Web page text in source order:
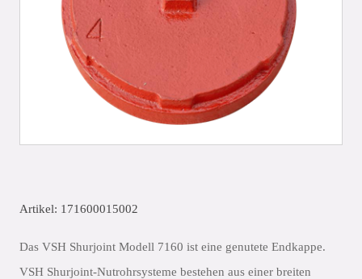
Artikel: 171600015002
Das VSH Shurjoint Modell 7160 ist eine genutete Endkappe.
VSH Shurjoint-Nutrohrsysteme bestehen aus einer breiten